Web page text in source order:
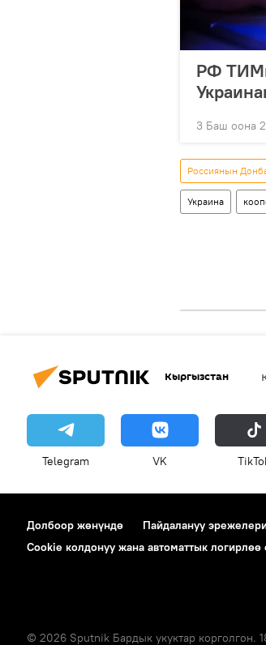
РФ
3 Баш оона
Россиянын
Украина
Кыргызстан
Telegram VK
Долбоор жөнүндө Пайдалануу
Cookie колдонуу жана автоматтык логирлөө
© 2026 Sputnik Бардык укуктар корголгон.